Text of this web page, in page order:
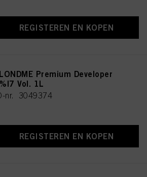
REGISTEREN EN KOPEN
Premium Developer
Vol. 1L
nr. 3049374
REGISTEREN EN KOPEN